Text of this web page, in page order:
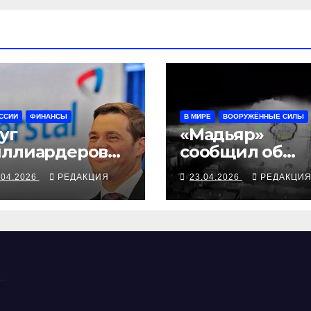
ФИНАНСЫ
РЕДАКЦИЯ
В МИРЕ ВООРУЖЁННЫЕ СИЛЫ
«Мадьяр»
сообщил об
ударе СБС по
спецотряду
в Донецке
23.04.2026 РЕДАКЦИЯ